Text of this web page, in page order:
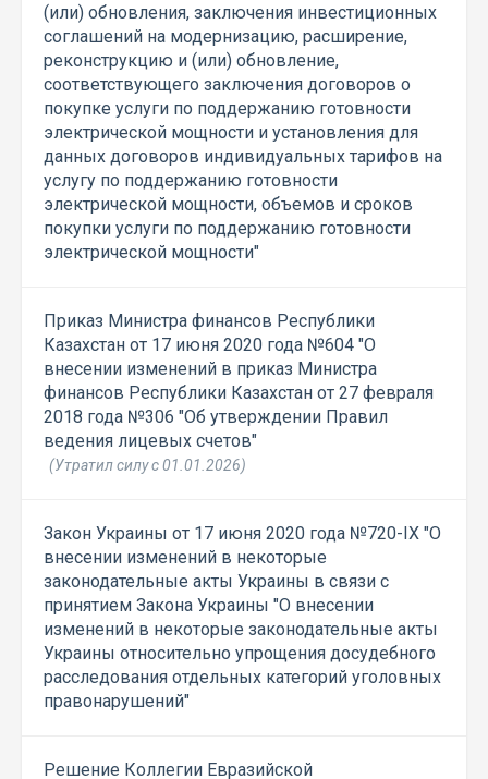
(или) обновления, заключения инвестиционных
соглашений на модернизацию, расширение,
реконструкцию и (или) обновление,
соответствующего заключения договоров о
покупке услуги по поддержанию готовности
электрической мощности и установления для
данных договоров индивидуальных тарифов на
услугу по поддержанию готовности
электрической мощности, объемов и сроков
покупки услуги по поддержанию готовности
электрической мощности"
Приказ Министра финансов Республики
Казахстан от 17 июня 2020 года №604 "О
внесении изменений в приказ Министра
финансов Республики Казахстан от 27 февраля
2018 года №306 "Об утверждении Правил
ведения лицевых счетов"
(Утратил силу с 01.01.2026)
Закон Украины от 17 июня 2020 года №720-IX "О
внесении изменений в некоторые
законодательные акты Украины в связи с
принятием Закона Украины "О внесении
изменений в некоторые законодательные акты
Украины относительно упрощения досудебного
расследования отдельных категорий уголовных
правонарушений"
Решение Коллегии Евразийской